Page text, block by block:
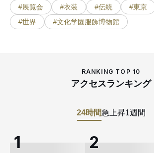
#展覧会 #衣装 #伝統 #東京
#世界
#文化学園服飾博物館
RANKING TOP 10
アクセスランキング
24時間急上昇1週間